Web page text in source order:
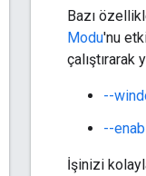
Bazı
Modu'nu
çalıştırarak
--
--
İşinizi